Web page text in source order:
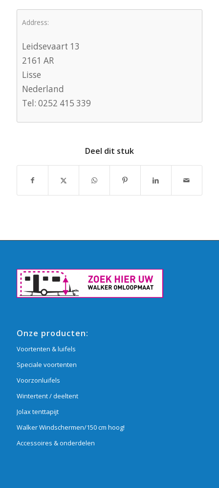
Address:
Leidsevaart 13
2161 AR
Lisse
Nederland
Tel: 0252 415 339
Deel dit stuk
Onze producten:
Voortenten & luifels
Speciale voortenten
Voorzonluifels
Wintertent / deeltent
Jolax tenttapijt
Walker Windschermen/150 cm hoog!
Accessoires & onderdelen